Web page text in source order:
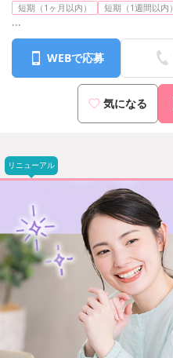
短期（1ヶ月以内） 短期（1週間以内）
...
WEBで応募
気になる
リニューアル